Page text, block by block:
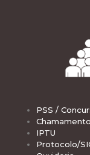
PSS /
IPTU
Protocolo/